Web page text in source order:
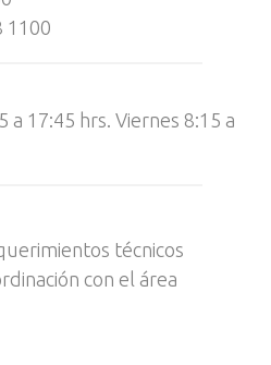
1100
a 17:45 hrs. Viernes 8:15 a
técnicos
con el área